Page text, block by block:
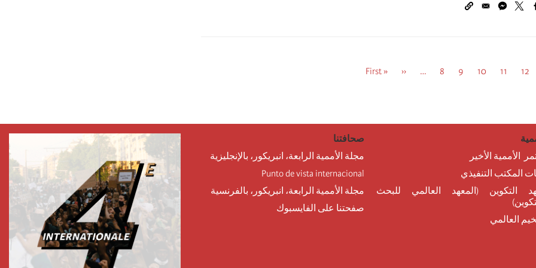
First
« First
Previous
‹‹ …
الصفحة
8
الصفحة
9
الصفحة
10
الصفحة
11
الصفحة
12
صحافتنا
مجلة الأممية الرابعة، انبريكور، بالإنجليزية
Punto de vista internacional
مجلة الأممية الرابعة، انبريكور، بالفرنسية
صفحتنا على الفايسبوك
الأممية الأخير
المكتب التنفيذي
التكوين (المعهد العالمي للبحث
العالمي